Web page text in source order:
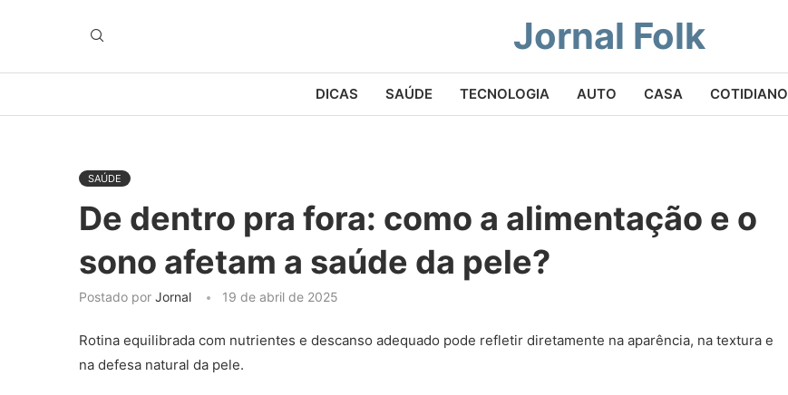
Jornal Folk
DICAS SAÚDE TECNOLOGIA AUTO CASA COTIDIANO
SAÚDE
De dentro pra fora: como a alimentação e o
sono afetam a saúde da pele?
Postado por Jornal 19 de abril de 2025
Rotina equilibrada com nutrientes e descanso adequado pode refletir diretamente na aparência, na textura e
na defesa natural da pele.